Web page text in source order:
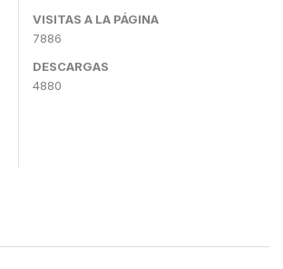
VISITAS A LA PÁGINA
7886
DESCARGAS
4880